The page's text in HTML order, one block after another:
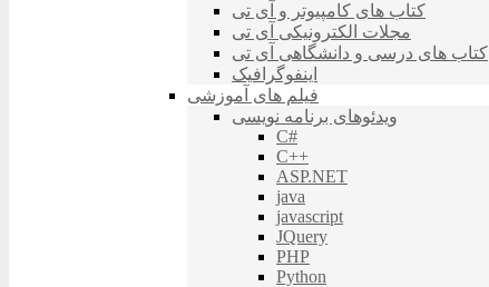
کتاب های کامپیوتر و آی تی
مجلات الکترونیکی آی تی
کتاب های درسی و دانشگاهی آی تی
اینفوگرافیک
فیلم های آموزشی
ویدئوهای برنامه نویسی
C#
C++
ASP.NET
java
javascript
JQuery
PHP
Python